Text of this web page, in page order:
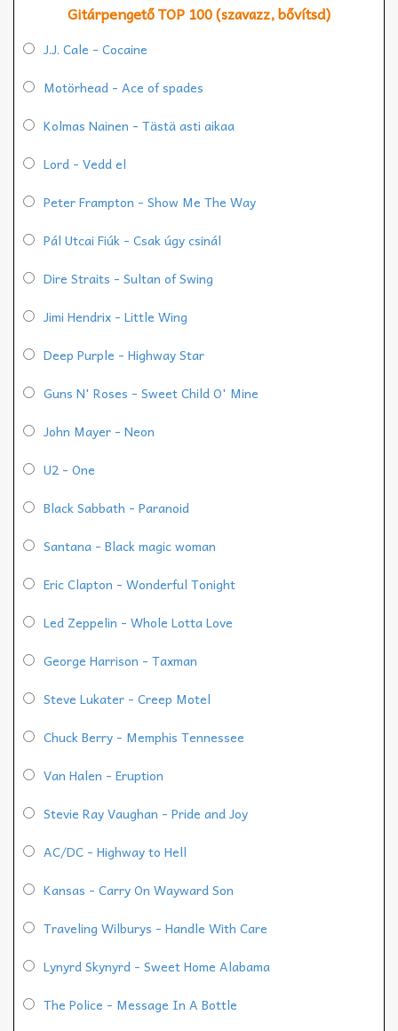
Gitárpengető TOP 100 (szavazz, bővítsd)
J.J. Cale - Cocaine
Motörhead - Ace of spades
Kolmas Nainen - Tästä asti aikaa
Lord - Vedd el
Peter Frampton - Show Me The Way
Pál Utcai Fiúk - Csak úgy csinál
Dire Straits - Sultan of Swing
Jimi Hendrix - Little Wing
Deep Purple - Highway Star
Guns N' Roses - Sweet Child O' Mine
John Mayer - Neon
U2 - One
Black Sabbath - Paranoid
Santana - Black magic woman
Eric Clapton - Wonderful Tonight
Led Zeppelin - Whole Lotta Love
George Harrison - Taxman
Steve Lukater - Creep Motel
Chuck Berry - Memphis Tennessee
Van Halen - Eruption
Stevie Ray Vaughan - Pride and Joy
AC/DC - Highway to Hell
Kansas - Carry On Wayward Son
Traveling Wilburys - Handle With Care
Lynyrd Skynyrd - Sweet Home Alabama
The Police - Message In A Bottle